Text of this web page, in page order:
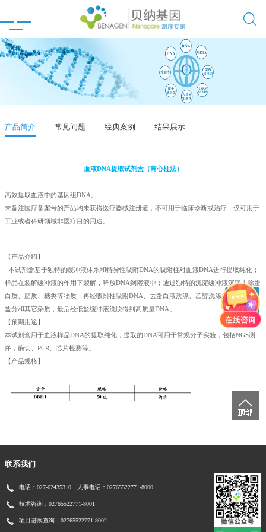

产品简介 常见问题 经典案例 结果展示
血液DNA提取试剂盒（离心柱法）
高效提取血液中的基因组DNA。
未备注医疗备案号的产品均未获得医疗器械注册证，不可用于临床诊断或治疗，仅可用于
工业或者科研领域非医疗目的用途。
【产品介绍】
本试剂盒基于独特的缓冲液体系和特异性吸附DNA的吸附柱对血液DNA进行提取纯化；
样品在裂解缓冲液的作用下裂解，释放DNA到溶液中；通过独特的沉淀缓冲液沉淀去除蛋
白质、脂质、糖类等物质；再经吸附柱吸附DNA、去蛋白液洗涤、乙醇洗涤去除蛋白质、
盐分和其它杂质，最后经低盐缓冲液洗脱得到高质量DNA。
【预期用途】
本试剂盒用于血液样品DNA的提取纯化，提取的DNA可用于常规分子实验，包括NGS测
序，酶切、PCR、芯片检测等。
【产品规格】
联系我们
电话：027-62435310 人事电话：02765522771-8000
技术咨询：02765522771-8001
项目进展查询：02765522771-8002